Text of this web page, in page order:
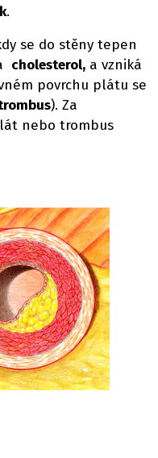
.
se do stěny tepen
cholesterol, a vzniká
povrchu plátu se
). Za
nebo trombus